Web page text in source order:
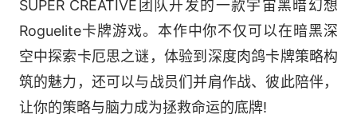
SUPER CREATIVE团队开发的一款宇宙黑暗幻想
Roguelite卡牌游戏。本作中你不仅可以在暗黑深
空中探索卡厄思之谜，体验到深度肉鸽卡牌策略构
筑的魅力，还可以与战员们并肩作战、彼此陪伴，
让你的策略与脑力成为拯救命运的底牌!